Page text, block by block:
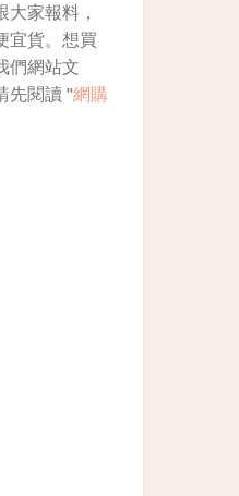
家報料，
宜貨。想買
們網站文
先閱讀 "網購